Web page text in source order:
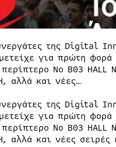
της
για πρώτη φορά
Νο Β03 HALL
αλλά και νέες…
της
για πρώτη φορά
Νο Β03
αλλά και νέες